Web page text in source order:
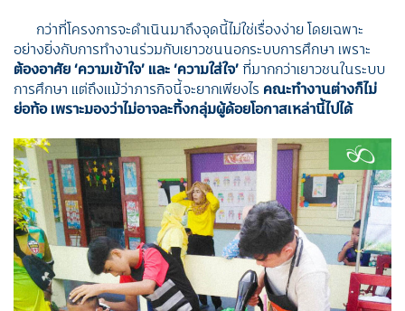
กว่าที่โครงการจะดำเนินมาถึงจุดนี้ไม่ใช่เรื่องง่าย โดยเฉพาะ
อย่างยิ่งกับการทำงานร่วมกับเยาวชนนอกระบบการศึกษา เพราะ
ต้องอาศัย ‘ความเข้าใจ’ และ ‘ความใส่ใจ’ ที่มากกว่าเยาวชนในระบบ
การศึกษา แต่ถึงแม้ว่าภารกิจนี้จะยากเพียงไร คณะทำงานต่างก็ไม่
ย่อท้อ เพราะมองว่าไม่อาจละทิ้งกลุ่มผู้ด้อยโอกาสเหล่านี้ไปได้